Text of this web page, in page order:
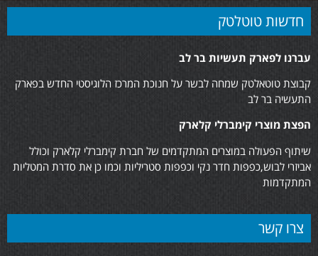
חדשות טוטלטק
עברנו לפארק תעשיות בר לב
קבוצת טוטאלטק שמחה לבשר על חנוכת המרכז הלוגיסטי החדש בפארק
התעשיה בר לב
הפצת מוצרי קימברלי קלארק
שיתוף הפעולה במוצרים המתקדמים של חברת קימברלי קלארק וכולל
אביזרי לבוש,כפפות חדר נקי וכפפות סטריליות וכמו כן את סדרת המטליות
המתקדמות
צרו קשר